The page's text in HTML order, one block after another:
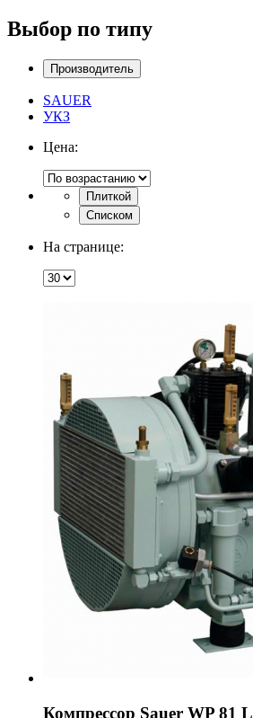
Выбор по типу
Производитель
SAUER
УКЗ
Цена:
Плиткой
Списком
На странице:
Компрессор Sauer WP 81 L